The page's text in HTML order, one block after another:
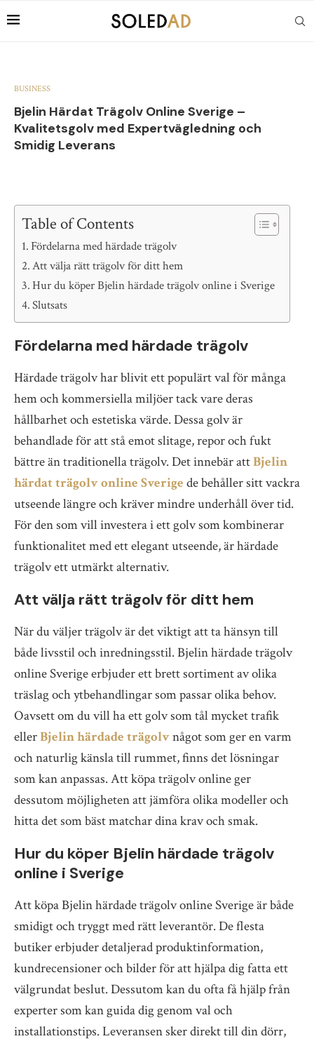
BUSINESS
Bjelin Härdat Trägolv Online Sverige –
Kvalitetsgolv med Expertvägledning och
Smidig Leverans
Table of Contents
Fördelarna med härdade trägolv
Att välja rätt trägolv för ditt hem
Hur du köper Bjelin härdade trägolv online i Sverige
Slutsats
Fördelarna med härdade trägolv
Härdade trägolv har blivit ett populärt val för många
hem och kommersiella miljöer tack vare deras
hållbarhet och estetiska värde. Dessa golv är
behandlade för att stå emot slitage, repor och fukt
bättre än traditionella trägolv. Det innebär attBjelin
härdat trägolv online Sverige de behåller sitt vackra
utseende längre och kräver mindre underhåll över tid.
För den som vill investera i ett golv som kombinerar
funktionalitet med ett elegant utseende, är härdade
trägolv ett utmärkt alternativ.
Att välja rätt trägolv för ditt hem
När du väljer trägolv är det viktigt att ta hänsyn till
både livsstil och inredningsstil. Bjelin härdade trägolv
online Sverige erbjuder ett brett sortiment av olika
träslag och ytbehandlingar som passar olika behov.
Oavsett om du vill ha ett golv som tål mycket trafik
ellerBjelin härdade trägolvnågot som ger en varm
och naturlig känsla till rummet, finns det lösningar
som kan anpassas. Att köpa trägolv online ger
dessutom möjligheten att jämföra olika modeller och
hitta det som bäst matchar dina krav och smak.
Hur du köper Bjelin härdade trägolv
online i Sverige
Att köpa Bjelin härdade trägolv online Sverige är både
smidigt och tryggt med rätt leverantör. De flesta
butiker erbjuder detaljerad produktinformation,
kundrecensioner och bilder för att hjälpa dig fatta ett
välgrundat beslut. Dessutom kan du ofta få hjälp från
experter som kan guida dig genom val och
installationstips. Leveransen sker direkt till din dörr,